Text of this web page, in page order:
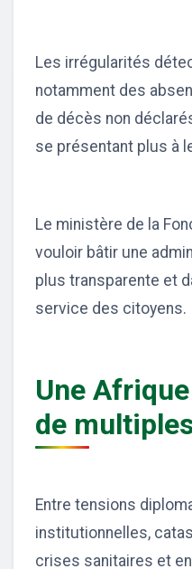
Les irrégularités
notamment des
de décès non
se présentant plus à
Le ministère de la
vouloir bâtir une
plus transparente et
service des citoyens.
Une
de
Entre tensions
institutionnelles,
crises sanitaires et